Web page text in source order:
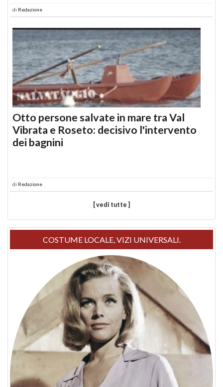
di Redazione
Otto persone salvate in mare tra Val
Vibrata e Roseto: decisivo l'intervento
dei bagnini
di Redazione
[ vedi tutte ]
COSTUME LOCALE, VIZI UNIVERSALI.